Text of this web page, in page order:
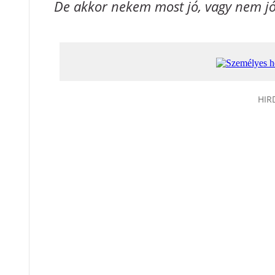
De akkor nekem most jó, vagy nem